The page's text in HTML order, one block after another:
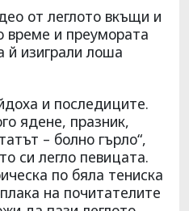
от леглото вкъщи и
време и преумората
й изиграли лоша
и последиците.
ядене, празник,
– болно гърло“,
си легло певицата.
по бяла тениска
на почитателите